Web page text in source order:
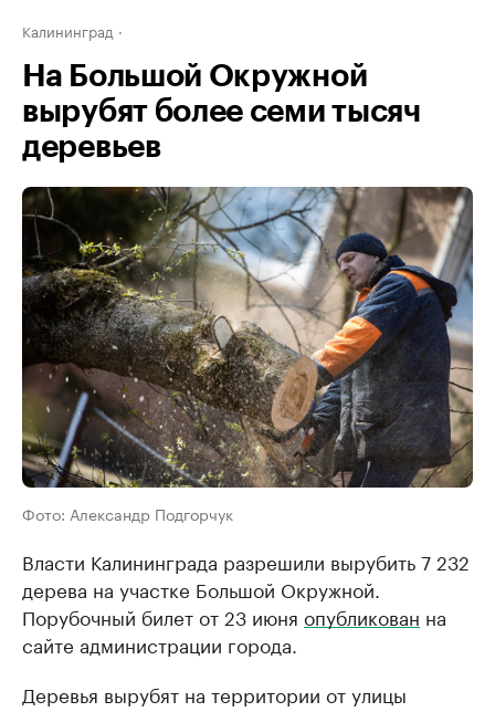
Калининград
На Большой Окружной
вырубят более семи тысяч
деревьев
Фото: Александр Подгорчук
Власти Калининграда разрешили вырубить 7 232
дерева на участке Большой Окружной.
Порубочный билет от 23 июня опубликован на
сайте администрации города.
Деревья вырубят на территории от улицы